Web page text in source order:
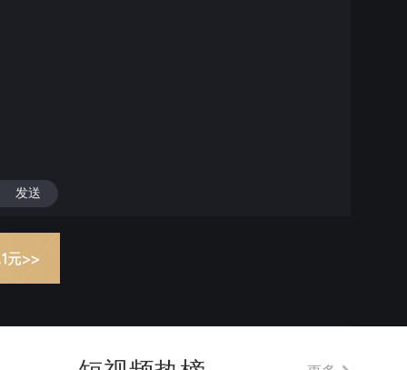
发送